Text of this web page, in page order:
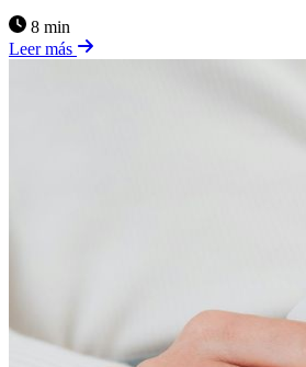
8 min
Leer más